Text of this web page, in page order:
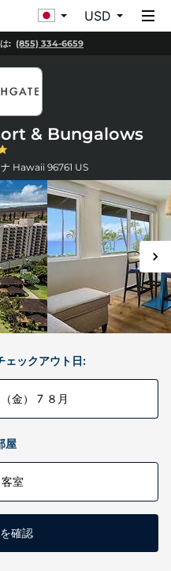
USD
: (855) 334-6659
& Bungalows
Hawaii 96761 US
ェックアウト日:
（金） 7 ８月
屋
室
確認